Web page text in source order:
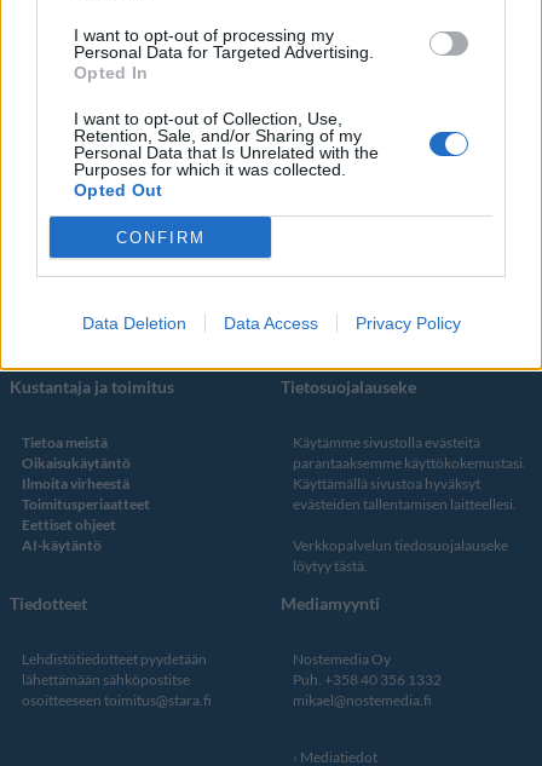
I want to opt-out of processing my
Personal Data for Targeted Advertising.
Opted In
I want to opt-out of Collection, Use,
Retention, Sale, and/or Sharing of my
Personal Data that Is Unrelated with the
Purposes for which it was collected.
Opted Out
CONFIRM
Data Deletion Data Access Privacy Policy
Koti & Asuminen
StaraTV
Autot
Elokuvat
Some
YouTube
Instagram
Twitter
Kustantaja ja toimitus
Tietoa meistä
Oikaisukäytäntö
Ilmoita virheestä
Toimitusperiaatteet
Eettiset ohjeet
AI-käytäntö
Tietosuojalauseke
Käytämme sivustolla evästeitä
parantaaksemme käyttökokemustasi.
Käyttämällä sivustoa hyväksyt
evästeiden tallentamisen laitteellesi.
Verkkopalvelun tiedosuojalauseke
löytyy tästä
Tiedotteet
Lehdistötiedotteet pyydetään
lähettämään sähköpostitse
osoitteeseen toimitus@stara.fi
Mediamyynti
Nostemedia Oy
Puh. +358 40 356 1332
mikael@nostemedia.fi
Mediatiedot